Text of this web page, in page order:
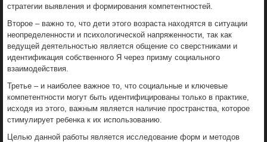
стратегии выявления и формирования компетентностей.
Второе – важно то, что дети этого возраста находятся в ситуации
неопределенности и психологической напряженности, так как
ведущей деятельностью является общение со сверстниками и
идентификация собственного Я через призму социального
взаимодействия.
Третье – и наиболее важное то, что социальные и ключевые
компетентности могут быть идентифицированы только в практике,
исходя из этого, важным является наличие пространства, которое
стимулирует ребенка к их использованию.
Целью данной работы является исследование форм и методов